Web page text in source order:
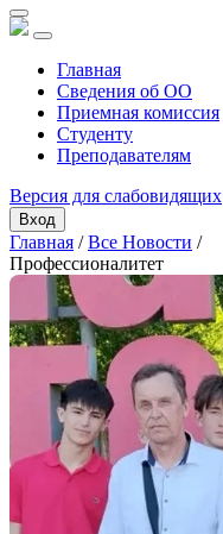
Главная
Сведения об ОО
Приемная комиссия
Студенту
Преподавателям
Версия для слабовидящих
Вход
Главная /Все Новости /
Профессионалитет